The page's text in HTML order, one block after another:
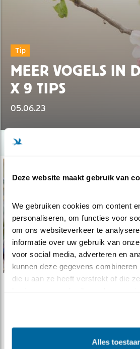
Deze website maakt gebruik van
We gebruiken cookies om content
personaliseren, om functies voor
om ons websiteverkeer te
informatie over uw gebruik van
voor social media, adverteren en
kunnen deze gegevens
die u aan ze heeft verstrekt of die
Alles
Tip
MEER VOGELS IN
X 9 TIPS
05.06.23
19.01.22Help jij de merel een